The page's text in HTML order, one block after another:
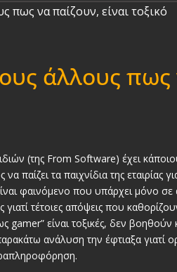
άλλους
(της From Software) έχει
τα παιχνίδια της εταιρίας
φαινόμενο που υπάρχει μόνο σε
τέτοιες απόψεις που
gamer” είναι τοξικές, δεν
ανάλυση την έφτιαξα γιατί